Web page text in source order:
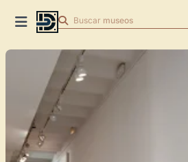
Buscar museos